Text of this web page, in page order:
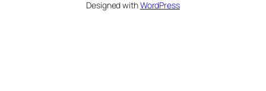
Designed withWordPress